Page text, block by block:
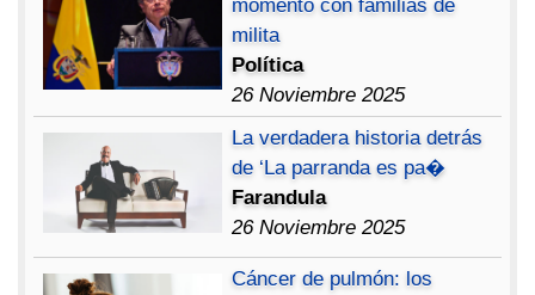
momento con familias de
milita
Política
26 Noviembre 2025
La verdadera historia detrás
de ‘La parranda es pa�
Farandula
26 Noviembre 2025
Cáncer de pulmón: los